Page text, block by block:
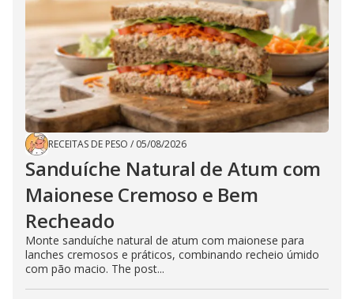
RECEITAS DE PESO / 05/08/2026
Sanduíche Natural de Atum com
Maionese Cremoso e Bem
Recheado
Monte sanduíche natural de atum com maionese para
lanches cremosos e práticos, combinando recheio úmido
com pão macio. The post...